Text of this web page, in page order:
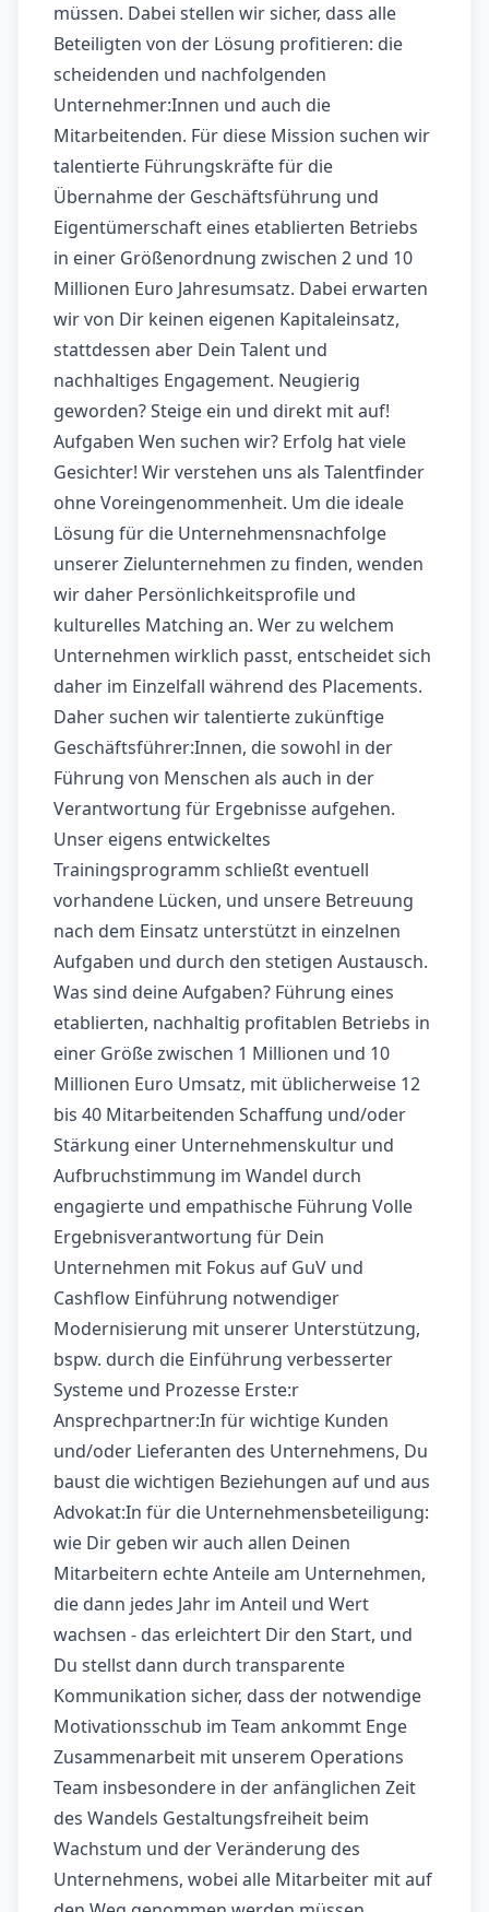
müssen. Dabei stellen wir sicher, dass alle
Beteiligten von der Lösung profitieren: die
scheidenden und nachfolgenden
Unternehmer:Innen und auch die
Mitarbeitenden. Für diese Mission suchen wir
talentierte Führungskräfte für die
Übernahme der Geschäftsführung und
Eigentümerschaft eines etablierten Betriebs
in einer Größenordnung zwischen 2 und 10
Millionen Euro Jahresumsatz. Dabei erwarten
wir von Dir keinen eigenen Kapitaleinsatz,
stattdessen aber Dein Talent und
nachhaltiges Engagement. Neugierig
geworden? Steige ein und direkt mit auf!
Aufgaben Wen suchen wir? Erfolg hat viele
Gesichter! Wir verstehen uns als Talentfinder
ohne Voreingenommenheit. Um die ideale
Lösung für die Unternehmensnachfolge
unserer Zielunternehmen zu finden, wenden
wir daher Persönlichkeitsprofile und
kulturelles Matching an. Wer zu welchem
Unternehmen wirklich passt, entscheidet sich
daher im Einzelfall während des Placements.
Daher suchen wir talentierte zukünftige
Geschäftsführer:Innen, die sowohl in der
Führung von Menschen als auch in der
Verantwortung für Ergebnisse aufgehen.
Unser eigens entwickeltes
Trainingsprogramm schließt eventuell
vorhandene Lücken, und unsere Betreuung
nach dem Einsatz unterstützt in einzelnen
Aufgaben und durch den stetigen Austausch.
Was sind deine Aufgaben? Führung eines
etablierten, nachhaltig profitablen Betriebs in
einer Größe zwischen 1 Millionen und 10
Millionen Euro Umsatz, mit üblicherweise 12
bis 40 Mitarbeitenden Schaffung und/oder
Stärkung einer Unternehmenskultur und
Aufbruchstimmung im Wandel durch
engagierte und empathische Führung Volle
Ergebnisverantwortung für Dein
Unternehmen mit Fokus auf GuV und
Cashflow Einführung notwendiger
Modernisierung mit unserer Unterstützung,
bspw. durch die Einführung verbesserter
Systeme und Prozesse Erste:r
Ansprechpartner:In für wichtige Kunden
und/oder Lieferanten des Unternehmens, Du
baust die wichtigen Beziehungen auf und aus
Advokat:In für die Unternehmensbeteiligung:
wie Dir geben wir auch allen Deinen
Mitarbeitern echte Anteile am Unternehmen,
die dann jedes Jahr im Anteil und Wert
wachsen - das erleichtert Dir den Start, und
Du stellst dann durch transparente
Kommunikation sicher, dass der notwendige
Motivationsschub im Team ankommt Enge
Zusammenarbeit mit unserem Operations
Team insbesondere in der anfänglichen Zeit
des Wandels Gestaltungsfreiheit beim
Wachstum und der Veränderung des
Unternehmens, wobei alle Mitarbeiter mit auf